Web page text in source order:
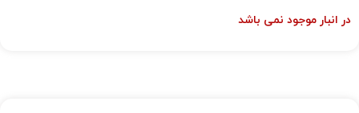
در انبار موجود نمی باشد